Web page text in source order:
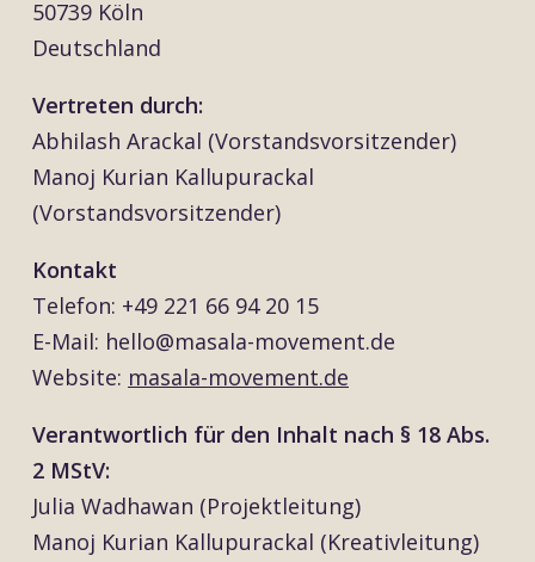
50739 Köln
Deutschland
Vertreten durch:
Abhilash Arackal (Vorstandsvorsitzender)
Manoj Kurian Kallupurackal
(Vorstandsvorsitzender)
Kontakt
Telefon: +49 221 66 94 20 15
E-Mail: hello@masala-movement.de
Website: masala-movement.de
Verantwortlich für den Inhalt nach § 18 Abs.
2 MStV:
Julia Wadhawan (Projektleitung)
Manoj Kurian Kallupurackal (Kreativleitung)